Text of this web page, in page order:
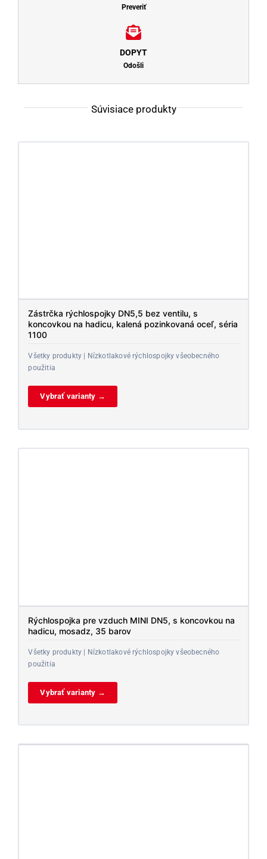
Preveriť
DOPYT
Odošli
Súvisiace produkty
Zástrčka rýchlospojky DN5,5 bez ventilu, s
koncovkou na hadicu, kalená pozinkovaná oceľ, séria
1100
Všetky produkty | Nízkotlakové rýchlospojky všeobecného
použitia
Vybrať varianty →
Rýchlospojka pre vzduch MINI DN5, s koncovkou na
hadicu, mosadz, 35 barov
Všetky produkty | Nízkotlakové rýchlospojky všeobecného
použitia
Vybrať varianty →